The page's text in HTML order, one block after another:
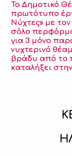
Το Δημοτικό
πρωτότυπο
Νύχτες» με
σόλο
για 3 μόνο
νυχτερινό
βράδυ από το
καταλήξει